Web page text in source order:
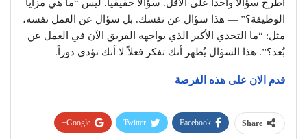
اطرح سؤالاً واحداً على الأقل. سؤالاً حقيقياً. ليس “ما هي مزايا
الوظيفة؟” — هذا سؤال عن نفسك. بل سؤال عن العمل نفسه،
مثل: “ما التحدي الأكبر الذي يواجهه الفريق الآن في العمل عن
بُعد؟”. هذا السؤال يُظهر أنك تفكر فعلاً لا أنك تؤدي دوراً.
قدم الان على هذه الفرصة
Share
Facebook
Twitter
Google+